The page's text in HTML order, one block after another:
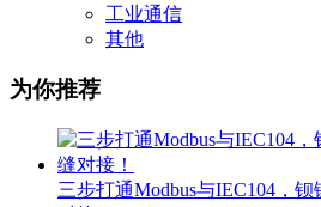
工业通信
其他
为你推荐
三步打通Modbus与IEC104，